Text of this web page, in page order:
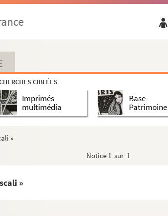
CIBLÉES
Imprimés
multimédia
Base
Patrimoine
»
Notice 1 sur 1
»
les héritages, rentes et revenu annuel...
de Saint-Jean-l'Évangéliste
Saint-Jean-l'Évangéliste)